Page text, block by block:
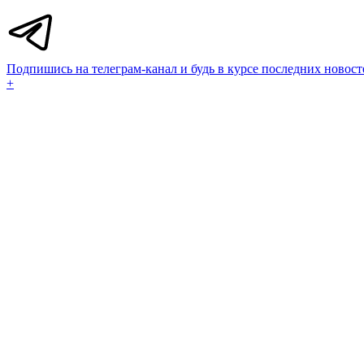
Подпишись на телеграм-канал и будь в курсе последних
+